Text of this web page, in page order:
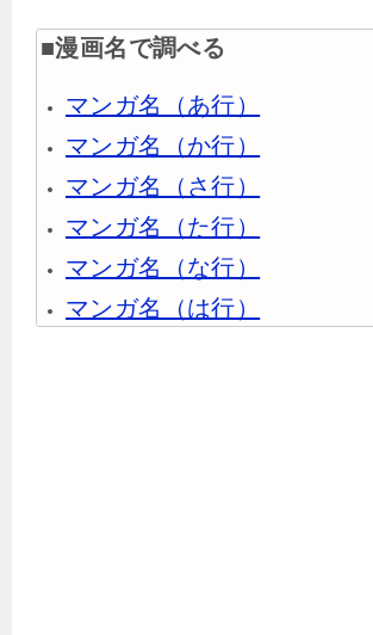
■漫画名で調べる
マンガ名（あ行）
マンガ名（か行）
マンガ名（さ行）
マンガ名（た行）
マンガ名（な行）
マンガ名（は行）